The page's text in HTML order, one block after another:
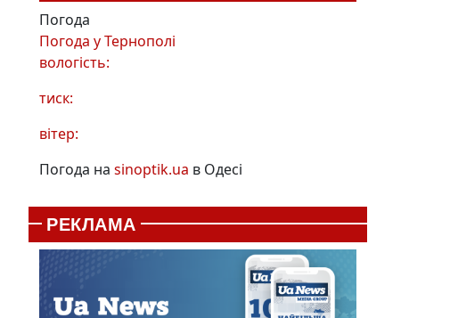
Погода
Погода уТернополі
вологість:
тиск:
вітер:
Погода на sinoptik.ua в Одесі
РЕКЛАМА